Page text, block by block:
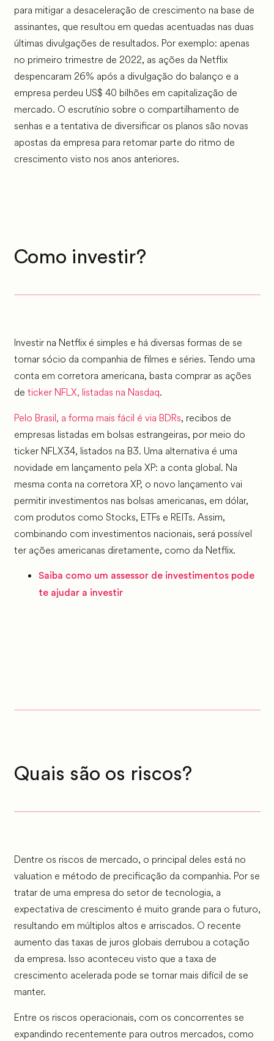
para mitigar a desaceleração de crescimento na base de
assinantes, que resultou em quedas acentuadas nas duas
últimas divulgações de resultados. Por exemplo: apenas
no primeiro trimestre de 2022, as ações da Netflix
despencaram 26% após a divulgação do balanço e a
empresa perdeu US$ 40 bilhões em capitalização de
mercado. O escrutínio sobre o compartilhamento de
senhas e a tentativa de diversificar os planos são novas
apostas da empresa para retomar parte do ritmo de
crescimento visto nos anos anteriores.
Como investir?
Investir na Netflix é simples e há diversas formas de se
tornar sócio da companhia de filmes e séries. Tendo uma
conta em corretora americana, basta comprar as ações
de ticker NFLX, listadas na Nasdaq.
Pelo Brasil, a forma mais fácil é via BDRs, recibos de
empresas listadas em bolsas estrangeiras, por meio do
ticker NFLX34, listados na B3. Uma alternativa é uma
novidade em lançamento pela XP: a conta global. Na
mesma conta na corretora XP, o novo lançamento vai
permitir investimentos nas bolsas americanas, em dólar,
com produtos como Stocks, ETFs e REITs. Assim,
combinando com investimentos nacionais, será possível
ter ações americanas diretamente, como da Netflix.
Saiba como um assessor de investimentos pode
te ajudar a investir
Quais são os riscos?
Dentre os riscos de mercado, o principal deles está no
valuation e método de precificação da companhia. Por se
tratar de uma empresa do setor de tecnologia, a
expectativa de crescimento é muito grande para o futuro,
resultando em múltiplos altos e arriscados. O recente
aumento das taxas de juros globais derrubou a cotação
da empresa. Isso aconteceu visto que a taxa de
crescimento acelerada pode se tornar mais difícil de se
manter.
Entre os riscos operacionais, com os concorrentes se
expandindo recentemente para outros mercados, como